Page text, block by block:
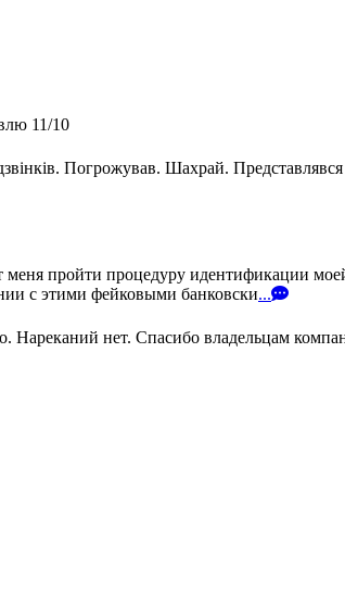
11/10
Погрожував. Шахрай.
пройти процедуру идентификации
с этими фейковыми банковски...
нет. Спасибо владельцам